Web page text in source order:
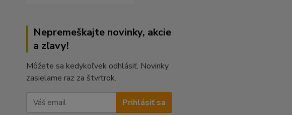
Nepremeškajte novinky, akcie
a zľavy!
Môžete sa kedykoľvek odhlásiť. Novinky
zasielame raz za štvrťrok.
Prihlásiť sa